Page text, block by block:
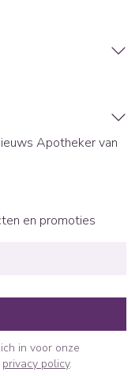
Apotheker van
en promoties
in voor onze
privacy policy.